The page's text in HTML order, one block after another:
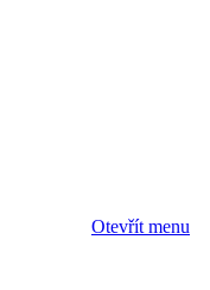
Otevřít menu